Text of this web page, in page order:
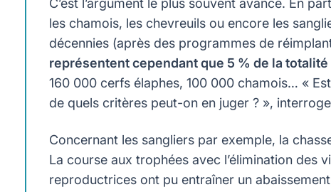
C’est l’argument le plus souvent avancé. En
les chamois, les chevreuils ou encore les
décennies (après des programmes de
représentent cependant que 5 % de la
160 000 cerfs élaphes, 100 000 chamois… «
de quels critères peut-on en juger ? »,
Concernant les sangliers par exemple, la
La course aux trophées avec l’élimination des
reproductrices ont pu entraîner un